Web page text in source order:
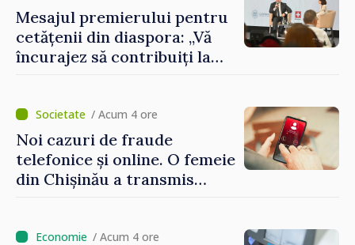
Mesajul premierului pentru
cetățenii din diaspora: „Vă
încurajez să contribuiți la
/ Acum 4 ore
Noi cazuri de fraude
telefonice și online. O femeie
din Chișinău a transmis
/ Acum 4 ore